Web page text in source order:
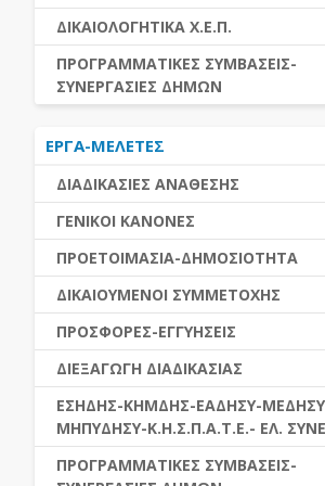
ΕΚΤΕΛΕΣΗ ΥΠΗΡΕΣΙΩΝ
ΕΚΤΕΛΕΣΗ ΠΡΟΜΗΘΕΙΩΝ
ΕΑΑΔΗΣΥ
ΕΑΔΗΣΥ
ΕΛ.ΣΥΝΕΔΡΙΟ
ΕΣΗΔΗΣ
ΔΙΚΑΙΟΛΟΓΗΤΙΚΑ Χ.Ε.Π.
ΔΙΚΑΙΟΛΟΓΗΤΙΚΑ Χ.Ε.Π.
ΠΡΟΓΡΑΜΜΑΤΙΚΕΣ ΣΥΜΒΑΣΕΙΣ-
ΣΥΝΕΡΓΑΣΙΕΣ ΔΗΜΩΝ
ΔΙΕΘΝΕΣ ΚΑΙ ΕΥΡΩΠΑΙΚΟ ΕΠΙΠΕΔΟ
ΠΡΟΓΡΑΜΜΑΤΙΚΕΣ ΣΥΜΒΑΣΕΙΣ
ΕΡΓΑ-ΜΕΛΕΤΕΣ
ΔΙΑΔΙΚΑΣΙΕΣ ΑΝΑΘΕΣΗΣ
ΔΙΑΔΙΚΑΣΙΕΣ ΑΝΑΘΕΣΗΣ
ΣΥΓΚΕΝΤΡΩΤΙΚΕΣ ΔΙΑΔΙΚΑΣΙΕΣ
ΑΝΑΘΕΣΗΣ
ΠΙΝΑΚΕΣ ΔΗΜΟΣΝΕΤ
ΓΕΝΙΚΟΙ ΚΑΝΟΝΕΣ
ΠΕΔΙΟ ΕΦΑΡΜΟΓΗΣ-ΕΝΑΡΞΗ
ΗΛΕΚΤΡΟΝΙΚΑ ΜΕΣΑ
ΓΕΝΙΚΕΣ ΑΡΧΕΣ ΚΑΙ ΚΑΝΟΝΕΣ
ΑΞΙΑ ΣΥΜΒΑΣΗΣ
ΕΙΔΗ ΣΥΜΒΑΣΕΩΝ
ΔΙΑΦΟΡΑ
ΠΡΟΕΤΟΙΜΑΣΙΑ-ΔΗΜΟΣΙΟΤΗΤΑ
ΓΝΩΜΟΔΟΤΙΚΑ ΟΡΓΑΝΑ-
ΠΡΟΕΤΟΙΜΑΣΙΑ
ΕΓΓΡΑΦΑ ΤΗΣ ΣΥΜΒΑΣΗΣ
ΔΗΜΟΣΙΕΥΣΕΙΣ
ΕΝΑΡΞΗ-ΠΡΟΘΕΣΜΙΕΣ
ΔΙΚΑΙΟΥΜΕΝΟΙ ΣΥΜΜΕΤΟΧΗΣ
ΔΙΚΑΙΟΥΜΕΝΟΙ ΣΥΜΜΕΤΟΧΗΣ
ΚΡΙΤΗΡΙΑ ΕΠΙΛΟΓΗΣ
ΛΟΓΟΙ ΑΠΟΚΛΕΙΣΜΟΥ
ΔΙΚΑΙΟΛΟΓΗΤΙΚΑ ΛΟΓΩΝ
ΑΠΟΚΛΕΙΣΜΟΥ & ΚΡΙΤΗΡΙΩΝ
ΕΠΙΛΟΓΗΣ
ΕΕΕΣ
ΠΡΟΣΦΟΡΕΣ-ΕΓΓΥΗΣΕΙΣ
ΕΓΓΥΗΣΕΙΣ
ΠΡΟΣΦΟΡΕΣ
ΔΙΕΞΑΓΩΓΗ ΔΙΑΔΙΚΑΣΙΑΣ
ΑΞΙΟΛΟΓΗΣΗ ΚΑΙ ΑΝΑΘΕΣΗ
ΑΠΟΤΕΛΕΣΜΑ ΔΙΑΔΙΚΑΣΙΑΣ
ΠΡΟΣΦΥΓΕΣ-ΕΝΣΤΑΣΕΙΣ
ΕΣΗΔΗΣ-ΚΗΜΔΗΣ-ΕΑΔΗΣΥ-
ΜΗΠΥΔΗΣΥ-Κ.Η.Σ.Π.Α.Τ.Ε.- ΕΛ.
ΕΑΑΔΗΣΥ
ΠΡΟΓΡΑΜΜΑΤΙΚΕΣ ΣΥΜΒΑΣΕΙΣ-